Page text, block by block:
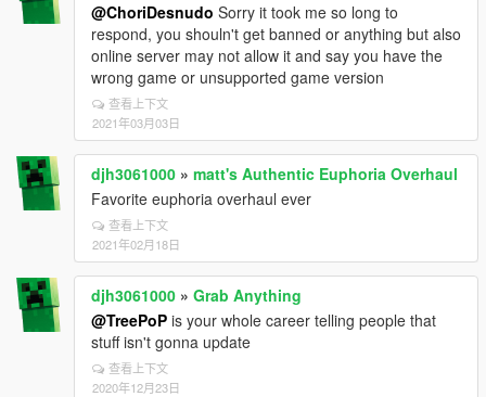
@ChoriDesnudo Sorry it took me so long to
respond, you shouln't get banned or anything but also
online server may not allow it and say you have the
wrong game or unsupported game version
查看上下文
2021年03月03日
djh3061000 » matt's Authentic Euphoria Overhaul
Favorite euphoria overhaul ever
查看上下文
2021年02月18日
djh3061000 » Grab Anything
@TreePoP is your whole career telling people that
stuff isn't gonna update
查看上下文
2020年12月23日